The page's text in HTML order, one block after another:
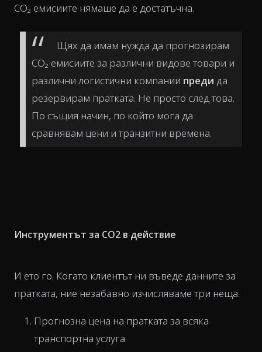
CO₂ емисиите нямаше да е достатъчна.
Щях да имам нужда да прогнозирам
CO₂ емисиите за различни видове товари и
различни логистични компании преди да
резервирам пратката. Не просто след това.
По същия начин, по който мога да
сравнявам цени и транзитни времена.
Инструментът за CO2 в действие
И ето го. Когато клиентът ни въведе данните за
пратката, ние незабавно изчисляваме три неща:
Прогнозна цена на пратката за всяка
транспортна услуга